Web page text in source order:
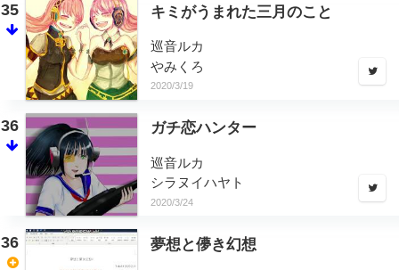
35 キミがうまれた三月のこと
巡音ルカ
やみくろ
2020/3/19
36 ガチ恋ハンター
巡音ルカ
シラヌイハヤト
2020/3/24
36 夢想と儚き幻想